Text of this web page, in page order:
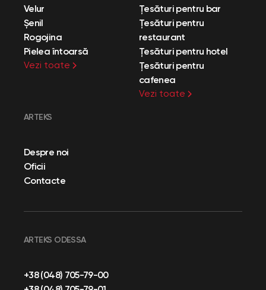
Velur
Șenil
Rogojina
Pielea întoarsă
Vezi toate
Țesături pentru bar
Țesături pentru
restaurant
Țesături pentru hotel
Țesături pentru
cafenea
Vezi toate
ARTEKS
Despre noi
Oficii
Contacte
ARTEKS ODESSA
+38 (048) 705-79-00